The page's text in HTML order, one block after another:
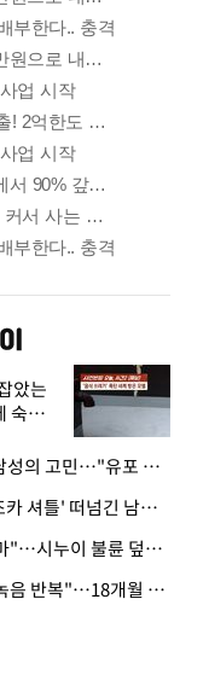
았는
박업
· 직장 불륜 발각된 40대 남성의 고민…"유포 동료 명예훼손·협박죄 고소 가능할까"
· 재취업한 시누이 위해 '조카 셔틀' 떠넘긴 남편…아내 "난 못한다"
· "남의 가정사 끼어들지 마"…시누이 불륜 덮으려는 남편에 억울한 아내
· "현관문 걷어차고 욕설 녹음 반복"…18개월 아기 키우는 집 뒤흔든 '앞집의 비극'